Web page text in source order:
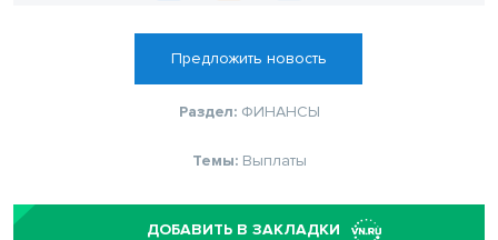
Предложить новость
Раздел: ФИНАНСЫ
Темы: Выплаты
ДОБАВИТЬ В ЗАКЛАДКИ